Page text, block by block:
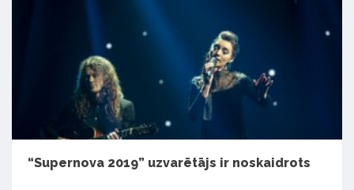
“Supernova 2019” uzvarētājs ir noskaidrots